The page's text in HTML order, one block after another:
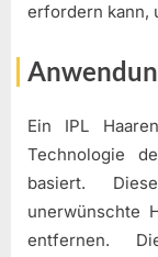
erfordern kann,
Ein IPL
Technologie
basiert.
unerwünschte
entfernen.